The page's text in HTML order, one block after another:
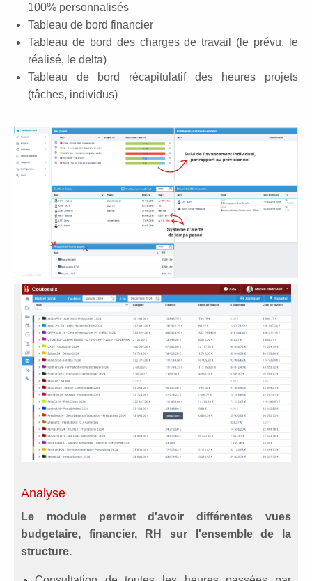
100% personnalisés
Tableau de bord financier
Tableau de bord des charges de travail (le prévu, le
réalisé, le delta)
Tableau de bord récapitulatif des heures projets
(tâches, individus)
Analyse
Le module permet d'avoir différentes vues
budgetaire, financier, RH sur l'ensemble de la
structure.